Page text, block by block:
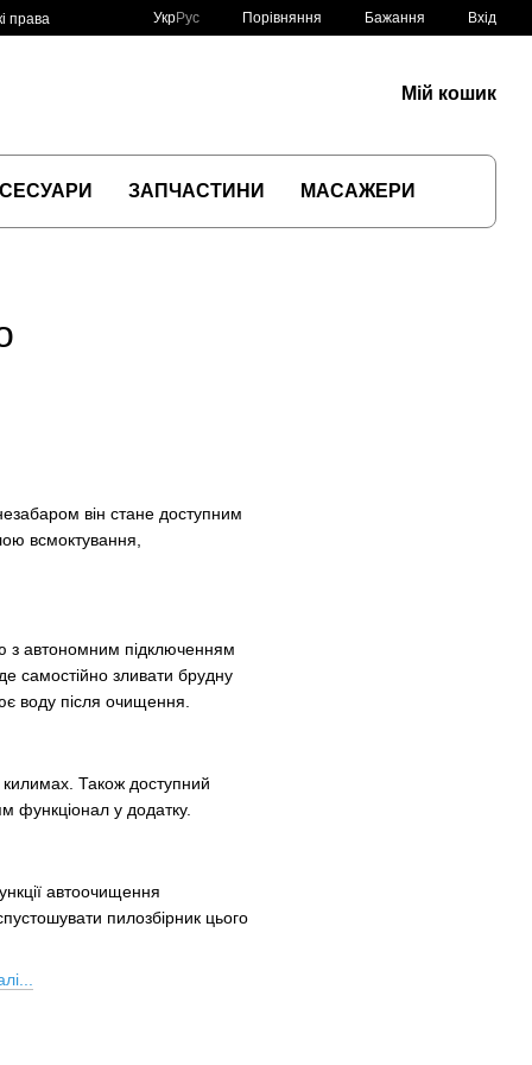
права
УкрРус Порівняння Бажання Вхід
Мій кошик
ЗАПЧАСТИНИ МАСАЖЕРИ
він стане доступним
всмоктування,
з автономним підключенням
самостійно зливати брудну
воду після очищення.
Також доступний
функціонал у додатку.
автоочищення
пилозбірник цього